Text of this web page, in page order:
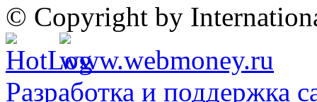
© Copyright by
Разработка и поддержка